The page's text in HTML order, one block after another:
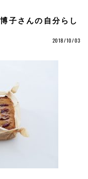
子さんの自分らし
2018/10/03